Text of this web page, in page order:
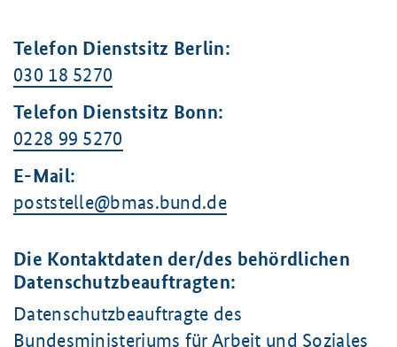
Telefon Dienstsitz Berlin:
030 18 5270
Telefon Dienstsitz Bonn:
0228 99 5270
E-Mail:
poststelle@bmas.bund.de
Die Kontaktdaten der/des behördlichen
Datenschutzbeauftragten:
Datenschutzbeauftragte des
Bundesministeriums für Arbeit und Soziales